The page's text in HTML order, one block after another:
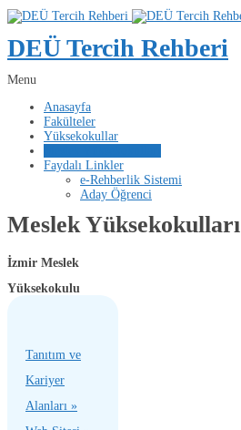
DEÜ Tercih Rehberi
Menu
Anasayfa
Fakülteler
Yüksekokullar
Faydalı Linkler
e-Rehberlik Sistemi
Aday Öğrenci
Meslek Yüksekokulları
İzmir Meslek
Yüksekokulu
Tanıtım ve
Kariyer
Alanları »